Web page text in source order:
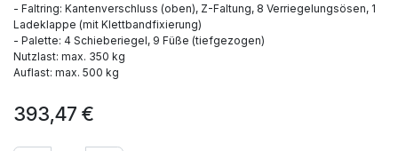
- Faltring: Kantenverschluss (oben), Z-Faltung, 8 Verriegelungsösen, 1
Ladeklappe (mit Klettbandfixierung)
- Palette: 4 Schieberiegel, 9 Füße (tiefgezogen)
Nutzlast: max. 350 kg
Auflast: max. 500 kg
393,47 €